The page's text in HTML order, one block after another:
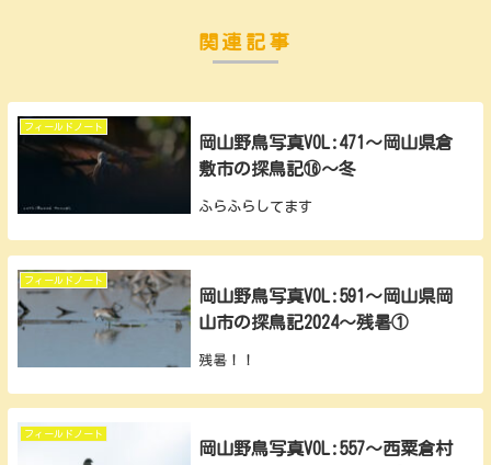
関連記事
フィールドノート
岡山野鳥写真VOL:471～岡山県倉
敷市の探鳥記⑯～冬
ふらふらしてます
フィールドノート
岡山野鳥写真VOL:591～岡山県岡
山市の探鳥記2024～残暑①
残暑！！
フィールドノート
岡山野鳥写真VOL:557～西粟倉村